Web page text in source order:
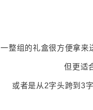
一整组的礼盒很方便拿来
但更适
或者是从2字头跨到3